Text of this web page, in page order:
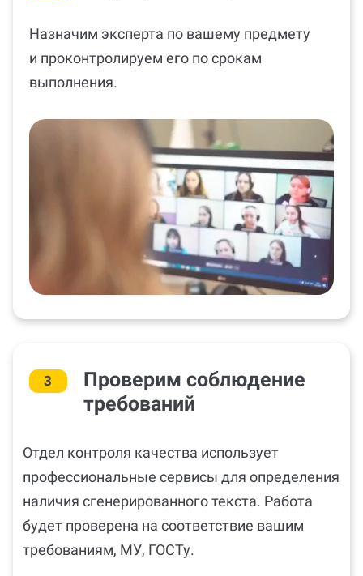
Назначим эксперта по вашему предмету
и проконтролируем его по срокам
выполнения.
3
Проверим соблюдение
требований
Отдел контроля качества использует
профессиональные сервисы для определения
наличия сгенерированного текста. Работа
будет проверена на соответствие вашим
требованиям, МУ, ГОСТу.